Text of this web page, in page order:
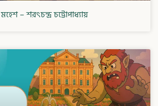
মহেশ – শরৎচন্দ্র চট্টোপাধ্যায়